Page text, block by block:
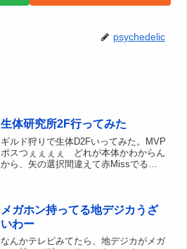
psychedelic
生体研究所2F行ってみた
ギルド狩りで生体D2Fいってみた。MVP
ポスつぇぇぇぇ どれが本体かわからん
から、矢の選択間違えて赤Missでる
んどHP持ってかれ...
メガホン持ってる地デジカうざ
いわー
なんかテレビみてたら、地デジカがメガ